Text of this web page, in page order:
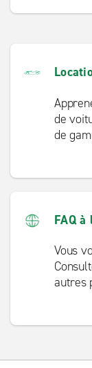
de
de
FAQ à
Vous
autres